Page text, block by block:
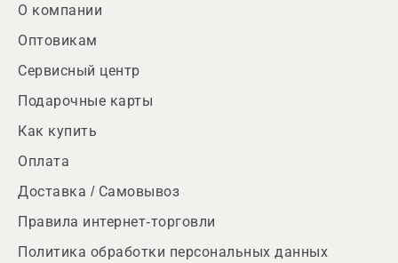
О компании
Оптовикам
Сервисный центр
Подарочные карты
Как купить
Оплата
Доставка / Самовывоз
Правила интернет-торговли
Политика обработки персональных данных